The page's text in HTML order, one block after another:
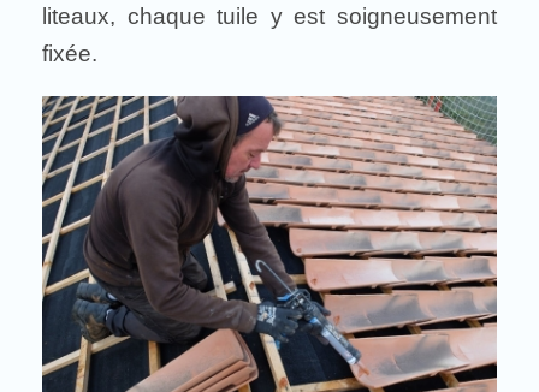
liteaux, chaque tuile y est soigneusement
fixée.